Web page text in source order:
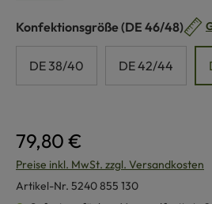
Konfektionsgröße auswählen
(DE 46/48)
DE 38/40 DE 42/44
79,80 €
Preise inkl. MwSt. zzgl. Versandkosten
Artikel-Nr. 5240 855 130